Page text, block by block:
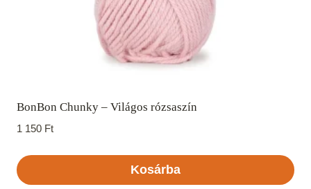
BonBon Chunky – Világos rózsaszín
1 150 Ft
Kosárba